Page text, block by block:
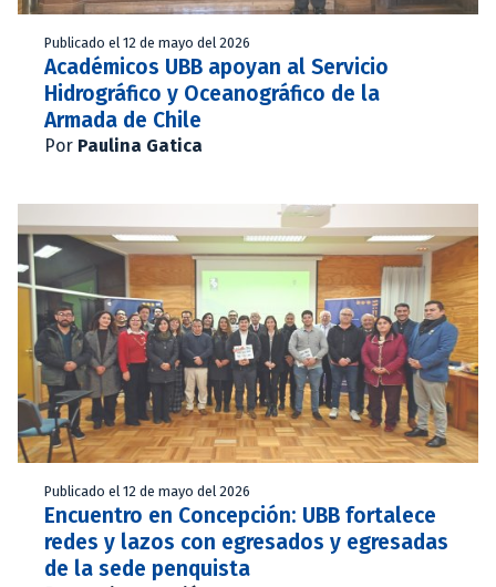
Publicado el 12 de mayo del 2026
Académicos UBB apoyan al Servicio
Hidrográfico y Oceanográfico de la
Armada de Chile
Por Paulina Gatica
Publicado el 12 de mayo del 2026
Encuentro en Concepción: UBB fortalece
redes y lazos con egresados y egresadas
de la sede penquista